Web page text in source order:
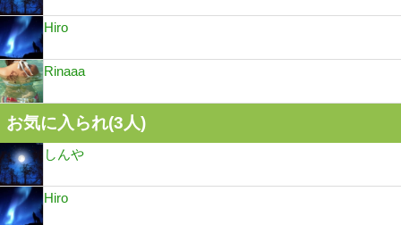
Hiro
Rinaaa
お気に入られ(3人)
しんや
Hiro